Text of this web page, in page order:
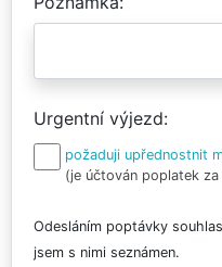
Urgentní výjezd
požaduji upřednostnit
(je účtován poplatek
Odesláním poptávky
jsem s nimi seznámen.